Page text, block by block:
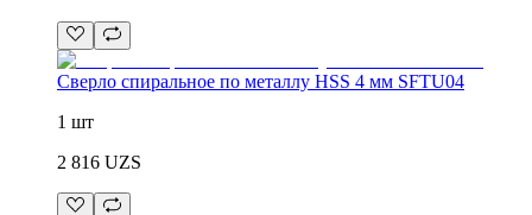
Сверло спиральное по металлу HSS 4 мм SFTU04
1 шт
2 816 UZS